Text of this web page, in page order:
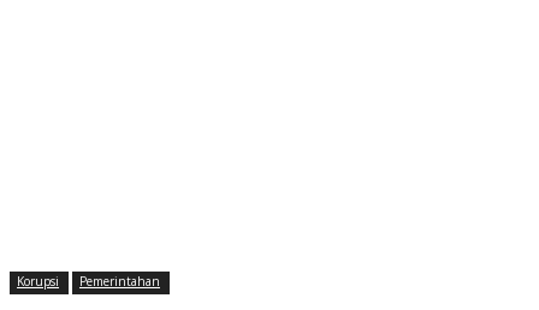
Korupsi Pemerintahan